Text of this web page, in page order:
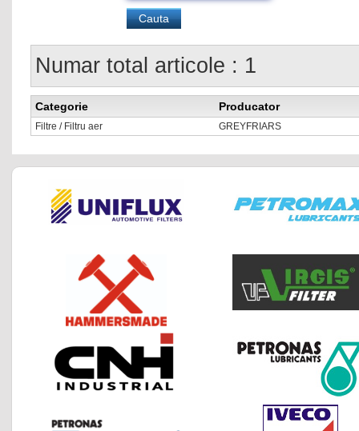
Numar total articole : 1
Categorie Producator
Filtre / Filtru aer GREYFRIARS